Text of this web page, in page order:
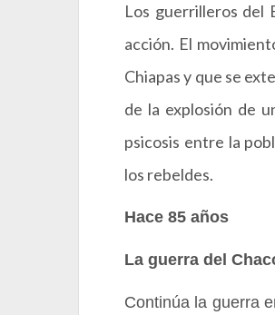
Los guerrilleros del
acción. El
Chiapas y que se
de la explosión de
psicosis entre la
los rebeldes.
Hace 85 años
La guerra del
Continúa la guerra